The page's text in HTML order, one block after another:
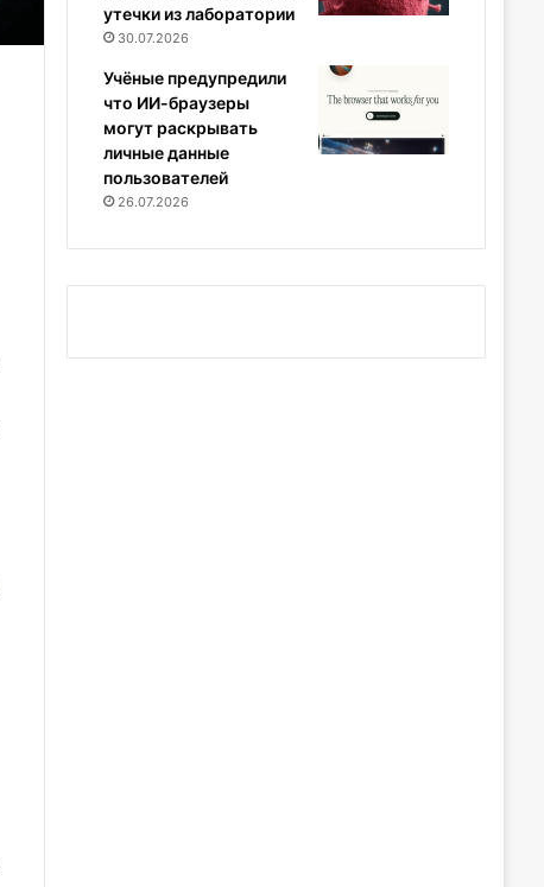
утечки из лаборатории
30.07.2026
Учёные предупредили
что ИИ-браузеры
могут раскрывать
личные данные
пользователей
26.07.2026